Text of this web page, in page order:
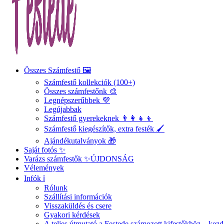
Összes Számfestő 🖼️
Számfestő kollekciók (100+)
Összes számfestőnk 🎨
Legnépszerűbbek 💜
Legújabbak
Számfestő gyerekeknek 👨‍👩‍👧‍👦
Számfestő kiegészítők, extra festék 🖌️
Ajándékutalványok 🎁
Saját fotós ✨
Varázs számfestők ✨ÚJDONSÁG
Vélemények
Infók ℹ️
Rólunk
Szállítási információk
Visszaküldés és csere
Gyakori kérdések